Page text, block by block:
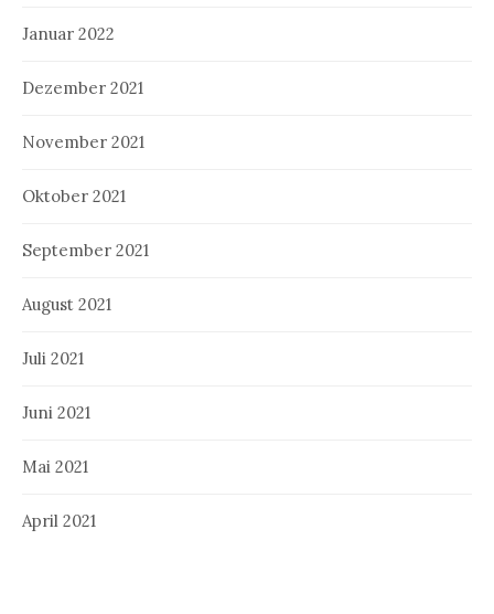
Januar 2022
Dezember 2021
November 2021
Oktober 2021
September 2021
August 2021
Juli 2021
Juni 2021
Mai 2021
April 2021